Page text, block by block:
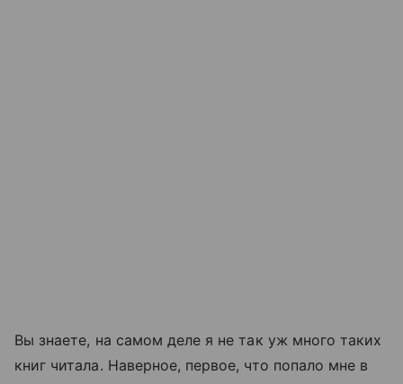
Вы знаете, на самом деле я не так уж много таких
книг читала. Наверное, первое, что попало мне в